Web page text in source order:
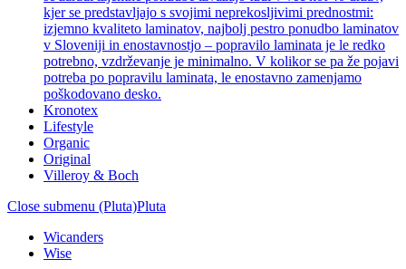
kjer se predstavljajo s svojimi neprekosljivimi prednostmi:
izjemno kvaliteto laminatov, najbolj pestro ponudbo laminatov
v Sloveniji in enostavnostjo – popravilo laminata je le redko
potrebno, vzdrževanje je minimalno. V kolikor se pa že pojavi
potreba po popravilu laminata, le enostavno zamenjamo
poškodovano desko.
Kronotex
Lifestyle
Organic
Original
Villeroy & Boch
Close submenu (Pluta)Pluta
Wicanders
Wise